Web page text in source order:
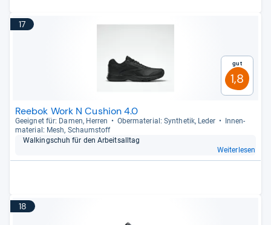
17
Gut
1,8
Reebok Work N Cushion 4.0
Geeig­net für: Damen, Her­ren Ober­ma­te­rial: Syn­the­tik, Leder
Innen­
ma­te­rial: Mesh, Schaum­stoff
Wal­kingschuh für den Arbeit­sall­tag
Weiterlesen
18